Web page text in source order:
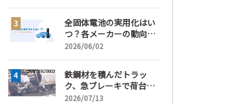
全固体電池の実用化はい
つ？各メーカーの動向と
EVの買い時を解説
2026/06/02
鉄鋼材を積んだトラッ
ク、急ブレーキで荷台が
崩れ、運転手が鉄鋼材に
2026/07/13